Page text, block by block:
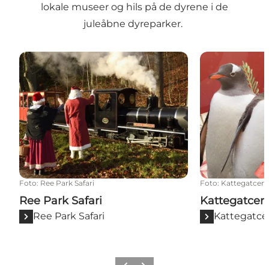
lokale museer og hils på de dyrene i de
juleåbne dyreparker.
Ree Park Safari
Foto: Ree Park Safari
Ree Park Safari
Ree Park Safari
Foto: